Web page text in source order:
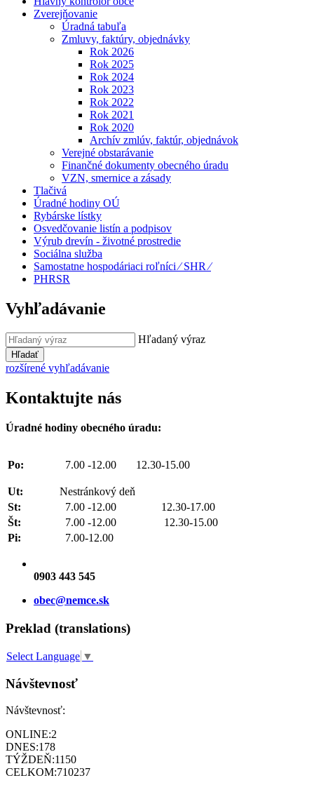
Zverejňovanie
Úradná tabuľa
Zmluvy, faktúry, objednávky
Rok 2026
Rok 2025
Rok 2024
Rok 2023
Rok 2022
Rok 2021
Rok 2020
Archív zmlúv, faktúr, objednávok
Verejné obstarávanie
Finančné dokumenty obecného úradu
VZN, smernice a zásady
Tlačivá
Úradné hodiny OÚ
Rybárske lístky
Osvedčovanie listín a podpisov
Výrub drevín - životné prostredie
Sociálna služba
Samostatne hospodáriaci roľníci ⁄ SHR ⁄
PHRSR
Vyhľadávanie
Hľadaný výraz
Hľadať
rozšírené vyhľadávanie
Kontaktujte nás
Úradné hodiny obecného úradu:
Po: 7.00 -12.00 12.30-15.00
Ut:
Nestránkový deň
St:
7.00 -12.00 12.30-17.00
Št:
7.00 -12.00 12.30-15.00
Pi:
7.00-12.00
0903 443 545
obec@nemce.sk
Preklad (translations)
Select Language ▼
Návštevnosť
Návštevnosť:
ONLINE:2
DNES:178
TÝŽDEŇ:1150
CELKOM:710237